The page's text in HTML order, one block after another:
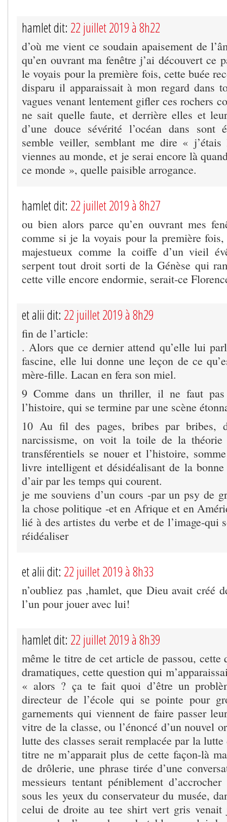
hamlet dit: 22 juillet 2019 à 8h22
d’où me vient ce soudain apaisement de
qu’en ouvrant ma fenêtre j’ai découvert ce
le voyais pour la première fois, cette buée
disparu il apparaissait à mon regard dans
vagues venant lentement gifler ces rochers
ne sait quelle faute, et derrière elles et
d’une douce sévérité l’océan dans sont
semble veiller, semblant me dire «
viennes au monde, et je serai encore là
ce monde », quelle paisible arrogance.
hamlet dit: 22 juillet 2019 à 8h27
ou bien alors parce qu’en ouvrant mes
comme si je la voyais pour la première
majestueux comme la coiffe d’un vieil
serpent tout droit sorti de la Génèse qui
cette ville encore endormie, serait-ce
et alii dit: 22 juillet 2019 à 8h29
fin de l’article:
. Alors que ce dernier attend qu’elle lui
fascine, elle lui donne une leçon de ce
mère-fille. Lacan en fera son miel.
9 Comme dans un thriller, il ne faut
l’histoire, qui se termine par une scène
10 Au fil des pages, bribes par bribes,
narcissisme, on voit la toile de la
transférentiels se nouer et l’histoire,
livre intelligent et désidéalisant de la
d’air par les temps qui courent.
je me souviens d’un cours -par un psy de
la chose politique -et en Afrique et en
lié à des artistes du verbe et de l’image-qui
réidéaliser
et alii dit: 22 juillet 2019 à 8h33
n’oubliez pas ,hamlet, que Dieu avait créé
l’un pour jouer avec lui!
hamlet dit: 22 juillet 2019 à 8h39
même le titre de cet article de passou, cette
dramatiques, cette question qui
« alors ? ça te fait quoi d’être un
directeur de l’école qui se pointe pour
garnements qui viennent de faire passer
vitre de la classe, ou l’énoncé d’un nouvel
lutte des classes serait remplacée par la lutte
titre ne m’apparait plus de cette façon-là
de drôlerie, une phrase tirée d’une
messieurs tentant péniblement
sous les yeux du conservateur du musée,
celui de droite au tee shirt vert gris